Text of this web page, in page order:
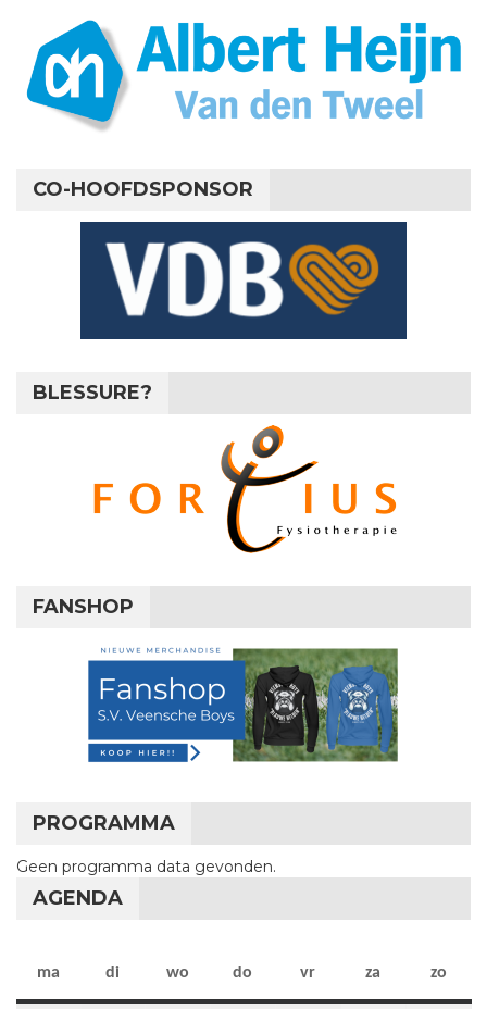
CO-HOOFDSPONSOR
BLESSURE?
FANSHOP
PROGRAMMA
Geen programma data gevonden.
AGENDA
ma maandag
di dinsdag
wo woensdag
do donderdag
vr vrijdag
za zaterdag
zo